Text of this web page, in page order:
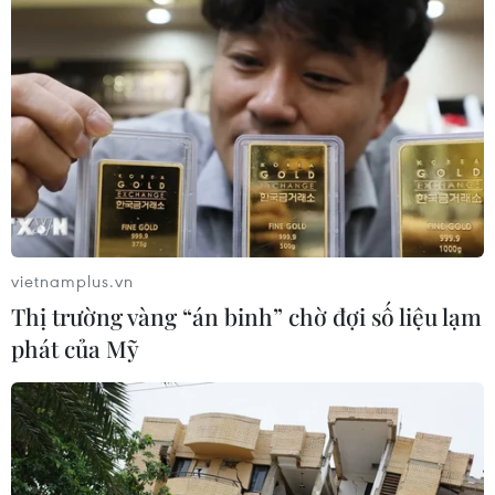
#thời sự hôm nay
#bản tin thời sự
#truy nã
#tội phạm hình sự #hình sự
#công an
#vụ án
#phạm pháp #pháp luật
#pháp đình
#xã hội
#an ninh xã hội #chính trị
#VietnamPlus
#Vietnam
#Plus Pháp Syria
Theo dõi VietnamPlus
TIN LIÊN QUAN
vietnamplus.vn
Thị trường vàng “án binh” chờ đợi số liệu lạm
phát của Mỹ